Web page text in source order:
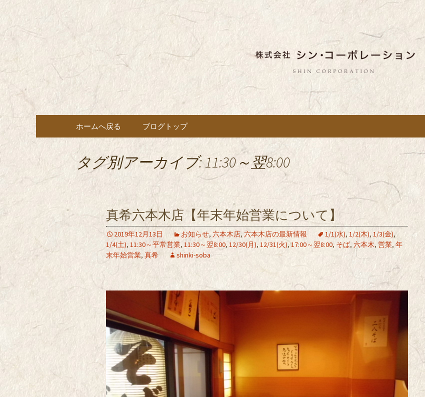
都内に5店舗展開してい
希（しんき）」を運営す
ン・コーポレーション」
東京都内に5店舗ある美味しい蕎麦のお店「真希（しんき）」
ョン」の新着情報はこちら。店舗によって24時間営業、宴会
も豊富にご用意。
コンテンツへ移動
ホームへ戻る ブログトップ
タグ別アーカイブ: 11:30～翌8:00
真希六本木店【年末年始営業について】
2019年12月13日 お知らせ, 六本木店, 六本木店の最新情報 1/1(水), 1/2(木), 1/3(金),
1/4(土), 11:30～平常営業, 11:30～翌8:00, 12/30(月), 12/31(火),17:00～翌8:00, そば, 六本木, 営業, 年
末年始営業, 真希 shinki-soba